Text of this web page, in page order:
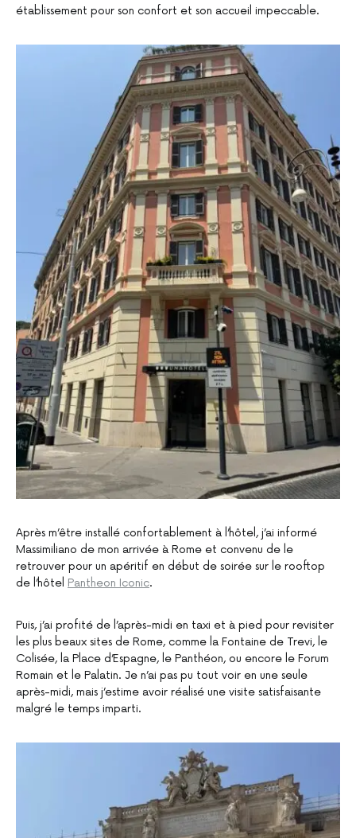
établissement pour son confort et son accueil impeccable.
Après m’être installé confortablement à l’hôtel, j’ai informé
Massimiliano de mon arrivée à Rome et convenu de le
retrouver pour un apéritif en début de soirée sur le rooftop
de l’hôtel Pantheon Iconic.
Puis, j’ai profité de l’après-midi en taxi et à pied pour revisiter
les plus beaux sites de Rome, comme la Fontaine de Trevi, le
Colisée, la Place d’Espagne, le Panthéon, ou encore le Forum
Romain et le Palatin. Je n’ai pas pu tout voir en une seule
après-midi, mais j’estime avoir réalisé une visite satisfaisante
malgré le temps imparti.